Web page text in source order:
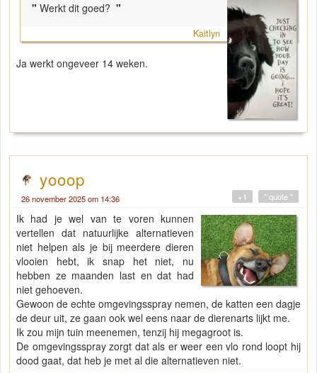
" Werkt dit goed? "
Kaitlyn
Ja werkt ongeveer 14 weken.
yooop
26 november 2025 om 14:36 " quote "
+1
Ik had je wel van te voren kunnen
vertellen dat natuurlijke alternatieven
niet helpen als je bij meerdere dieren
vlooien hebt, ik snap het niet, nu
hebben ze maanden last en dat had
niet gehoeven.
Gewoon de echte omgevingsspray nemen, de katten een dagje
de deur uit, ze gaan ook wel eens naar de dierenarts lijkt me.
Ik zou mijn tuin meenemen, tenzij hij megagroot is.
De omgevingsspray zorgt dat als er weer een vlo rond loopt hij
dood gaat, dat heb je met al die alternatieven niet.